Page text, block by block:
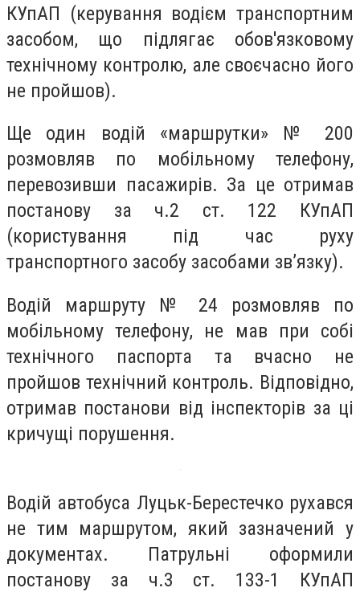
КУпАП (керування водієм транспортним
засобом, що підлягає обов'язковому
технічному контролю, але своєчасно його
не пройшов).
Ще один водій «маршрутки» № 200
розмовляв по мобільному телефону,
перевозивши пасажирів. За це отримав
постанову за ч.2 ст. 122 КУпАП
(користування під час руху
транспортного засобу засобами зв’язку).
Водій маршруту № 24 розмовляв по
мобільному телефону, не мав при собі
технічного паспорта та вчасно не
пройшов технічний контроль. Відповідно,
отримав постанови від інспекторів за ці
кричущі порушення.
Водій автобуса Луцьк-Берестечко рухався
не тим маршрутом, який зазначений у
документах. Патрульні оформили
постанову за ч.3 ст. 133-1 КУпАП